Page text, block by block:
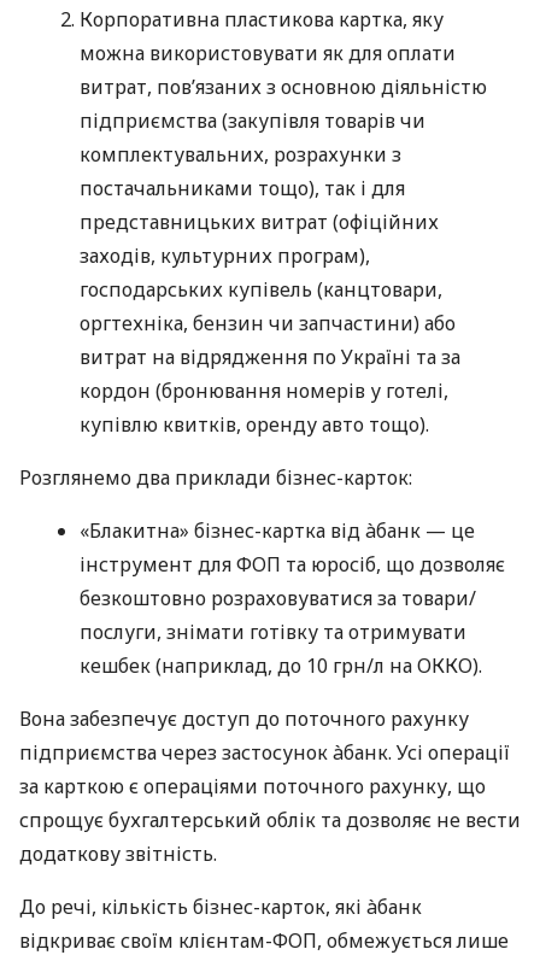
Корпоративна пластикова картка, яку
можна використовувати як для оплати
витрат, пов’язаних з основною діяльністю
підприємства (закупівля товарів чи
комплектувальних, розрахунки з
постачальниками тощо), так і для
представницьких витрат (офіційних
заходів, культурних програм),
господарських купівель (канцтовари,
оргтехніка, бензин чи запчастини) або
витрат на відрядження по Україні та за
кордон (бронювання номерів у готелі,
купівлю квитків, оренду авто тощо).
Розглянемо два приклади бізнес-карток:
«Блакитна» бізнес-картка від àбанк — це
інструмент для ФОП та юросіб, що дозволяє
безкоштовно розраховуватися за товари/
послуги, знімати готівку та отримувати
кешбек (наприклад, до 10 грн/л на ОККО).
Вона забезпечує доступ до поточного рахунку
підприємства через застосунок àбанк. Усі операції
за карткою є операціями поточного рахунку, що
спрощує бухгалтерський облік та дозволяє не вести
додаткову звітність.
До речі, кількість бізнес-карток, які àбанк
відкриває своїм клієнтам-ФОП, обмежується лише